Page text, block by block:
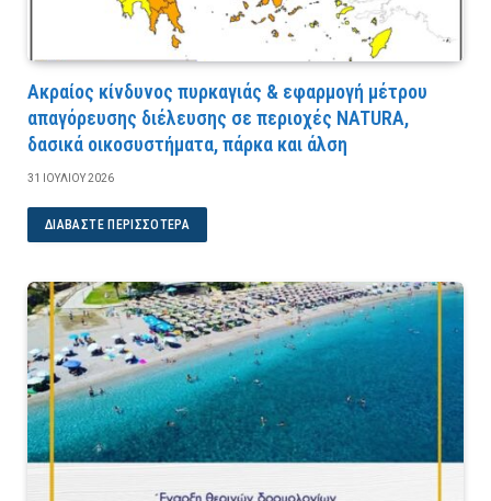
Ακραίος κίνδυνος πυρκαγιάς & εφαρμογή μέτρου
απαγόρευσης διέλευσης σε περιοχές NATURA,
δασικά οικοσυστήματα, πάρκα και άλση
31 ΙΟΥΛΊΟΥ 2026
ΔΙΑΒΆΣΤΕ ΠΕΡΙΣΣΌΤΕΡΑ